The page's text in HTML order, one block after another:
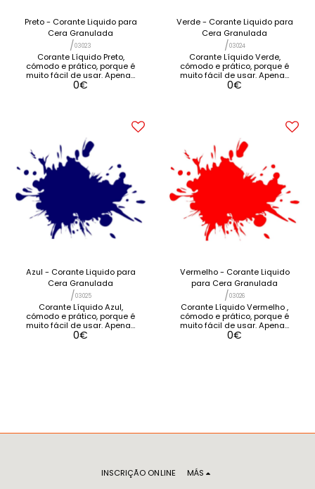
Preto - Corante Liquido para
Cera Granulada
/03023
Corante Líquido Preto,
cómodo e prático, porque é
muito fácil de usar. Apenas
terá que adicionar umas
concentrado é muito rentável
PRODUTOS RELACIONADOS
0€
Verde - Corante Liquido para
Cera Granulada
/03024
Corante Líquido Verde,
cómodo e prático, porque é
muito fácil de usar. Apenas
terá que adicionar umas
concentrado é muito rentável
PRODUTOS RELACIONADOS
0€
Azul - Corante Liquido para
Cera Granulada
/03025
Corante Líquido Azul,
cómodo e prático, porque é
muito fácil de usar. Apenas
terá que adicionar umas
0€
Vermelho - Corante Liquido
para Cera Granulada
/03026
Corante Líquido Vermelho ,
cómodo e prático, porque é
muito fácil de usar. Apenas
terá que adicionar umas
0€
INSCRIÇÃO ONLINE MÁS